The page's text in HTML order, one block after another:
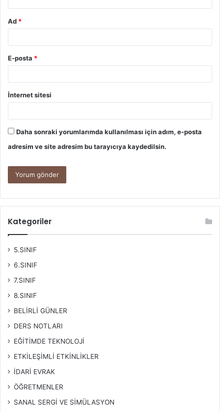
Ad *
E-posta *
İnternet sitesi
Daha sonraki yorumlarımda kullanılması için adım, e-posta
adresim ve site adresim bu tarayıcıya kaydedilsin.
Kategoriler
5.SINIF
6.SINIF
7.SINIF
8.SINIF
BELİRLİ GÜNLER
DERS NOTLARI
EĞİTİMDE TEKNOLOJİ
ETKİLEŞİMLİ ETKİNLİKLER
İDARİ EVRAK
ÖĞRETMENLER
SANAL SERGİ VE SİMÜLASYON